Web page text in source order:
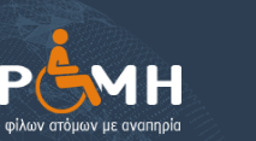
ΔΙΑΒΑΣΤΕ ΕΔΩ ►